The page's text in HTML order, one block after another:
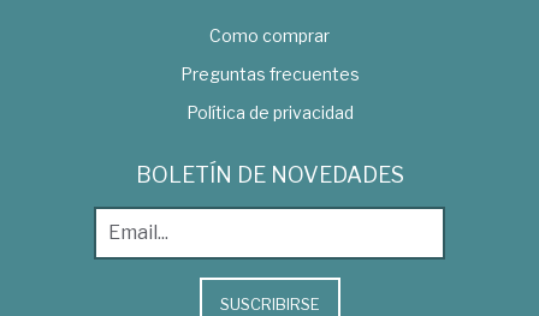
Como comprar
Preguntas frecuentes
Política de privacidad
BOLETÍN DE NOVEDADES
SUSCRIBIRSE